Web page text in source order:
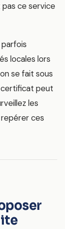
ce service
locales lors
se fait sous
certificat peut
les
ces